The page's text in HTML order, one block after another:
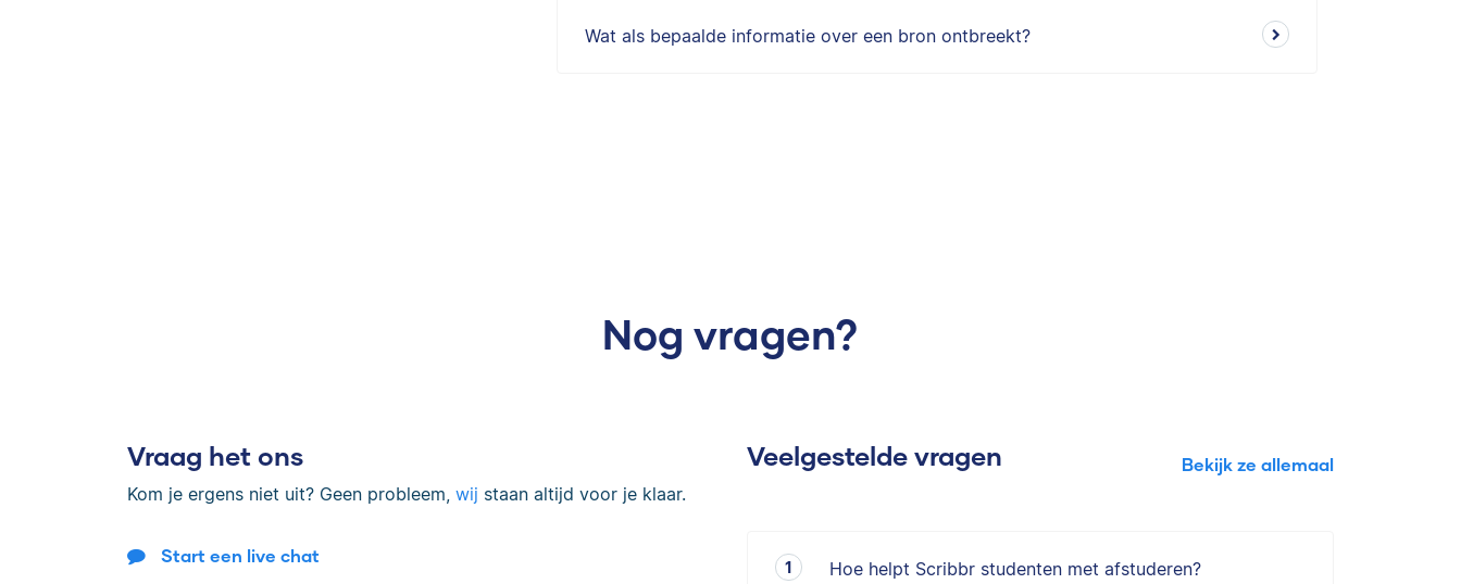
Wat als bepaalde informatie over een bron ontbreekt?
Nog vragen?
Vraag het ons
Kom je ergens niet uit? Geen probleem, wij staan altijd voor je klaar.
Start een live chat
Veelgestelde vragen Bekijk ze allemaal
Hoe helpt Scribbr studenten met afstuderen?